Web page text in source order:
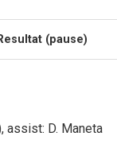
(pause)
assist: D. Maneta